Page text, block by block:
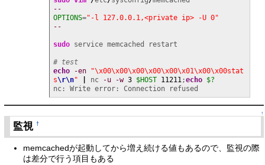
--
OPTIONS="-l 127.0.0.1,<private ip> -U 0"
--
sudo service memcached restart
# test
echo
-en
"\x00\x00\x00\x00\x00\x01\x00\x00stat
s\r\n" nc -u -w 3 $HOST 11211;echo $?
nc: Write error: Connection refused
↑
監視†
memcachedが起動してから増え続ける値もあるので、監視の際
は差分で行う項目もある